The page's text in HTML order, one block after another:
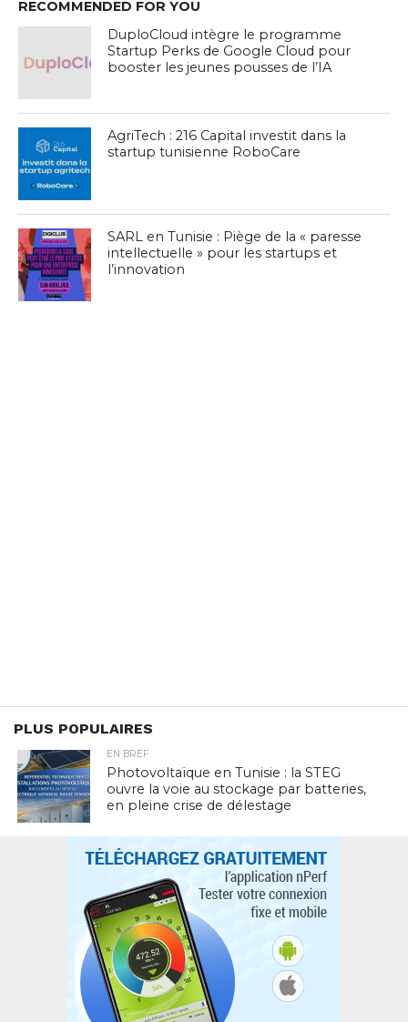
RECOMMENDED FOR YOU
DuploCloud intègre le programme
Startup Perks de Google Cloud pour
booster les jeunes pousses de l’IA
AgriTech : 216 Capital investit dans la
startup tunisienne RoboCare
SARL en Tunisie : Piège de la « paresse
intellectuelle » pour les startups et
l’innovation
PLUS POPULAIRES
EN BREF
Photovoltaïque en Tunisie : la STEG
ouvre la voie au stockage par batteries,
en pleine crise de délestage